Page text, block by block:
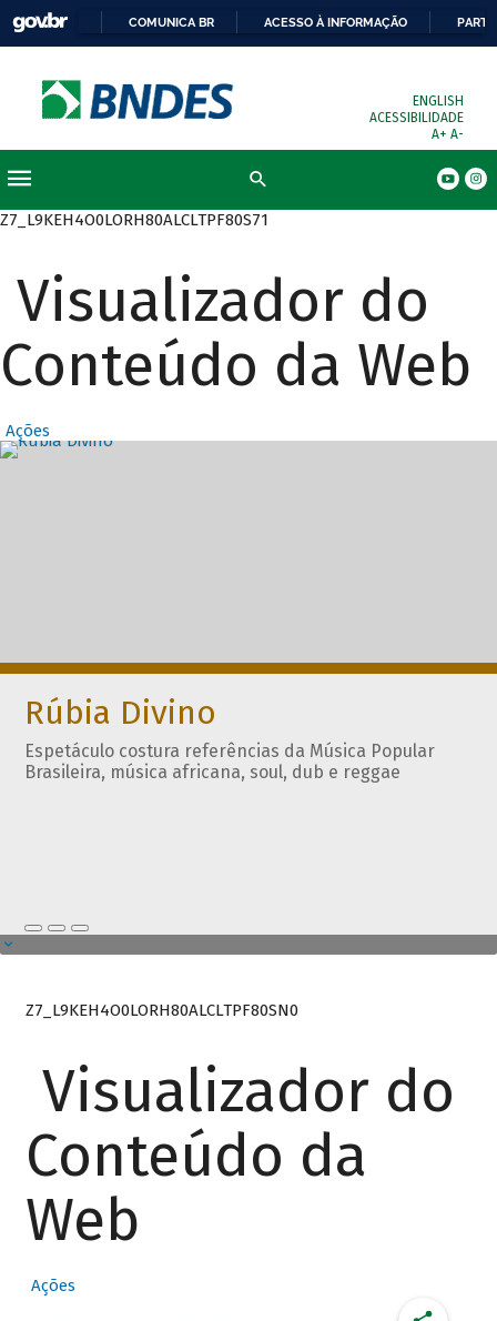
COMUNICA BR ACESSO À INFORMAÇÃO
ENGLISH
ACESSIBILIDADE
A+ A-
Z7_L9KEH4O0LORH80ALCLTPF80S71
Visualizador do
Conteúdo da Web
Ações
Destaques
Rúbia Divino
Espetáculo costura referências da Música Popular
Brasileira, música africana, soul, dub e reggae
Z7_L9KEH4O0LORH80ALCLTPF80SN0
Visualizador do
Conteúdo da
Web
Ações